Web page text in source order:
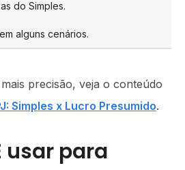
do Simples.
alguns cenários.
precisão, veja o conteúdo
Simples x Lucro Presumido.
usar para